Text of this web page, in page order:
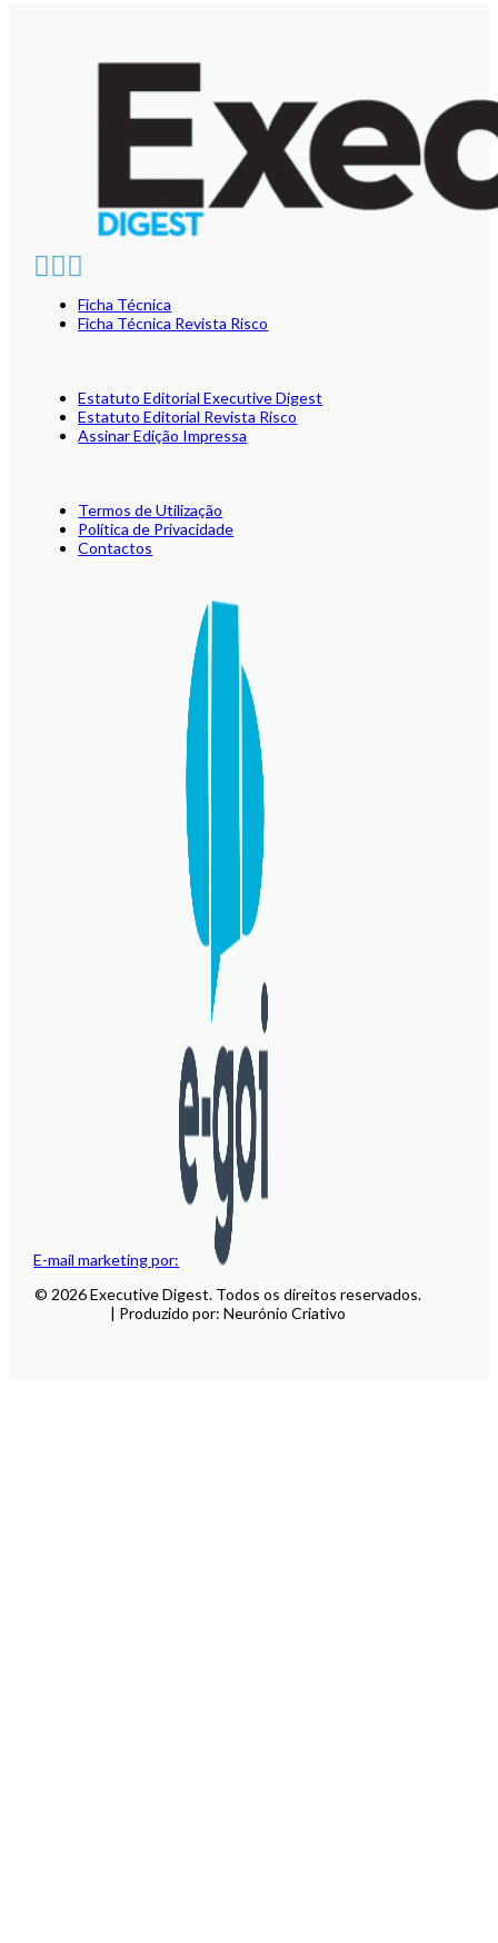
E-mail marketing por:
Ficha Técnica
Ficha Técnica Revista Risco
Estatuto Editorial Executive Digest
Estatuto Editorial Revista Risco
Assinar Edição Impressa
Termos de Utilização
Política de Privacidade
Contactos
© 2026 Executive Digest. Todos os direitos reservados.
| Produzido por: Neurónio Criativo